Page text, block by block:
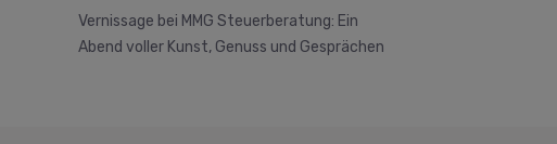
Vernissage bei MMG Steuerberatung: Ein
Abend voller Kunst, Genuss und Gesprächen